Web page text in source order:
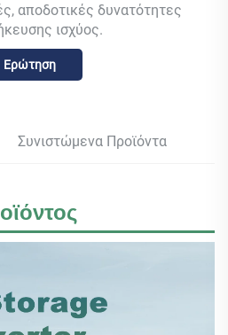
αποδοτικές δυνατότητες
ισχύος.
Ερώτηση
Συνιστώμενα Προϊόντα